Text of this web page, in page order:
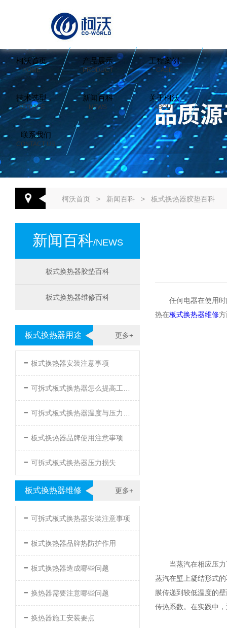
柯沃首页
HOME
产品展示
PRODUCT
工程案例
CASE
技术选型
SERVICE
新闻百科
NEWS
关于柯沃
ABOUT
联系我们
CONTACT US
柯沃首页 > 新闻百科 > 板式换热器胶垫百科
新闻百科/NEWS
板式换热器胶垫百科
板式换热器维修百科
更多+
板式换热器用途
- 板式换热器安装注意事项
- 可拆式板式换热器怎么提高工作效率
- 可拆式板式换热器温度与压力的要求
- 板式换热器品牌使用注意事项
- 可拆式板式换热器压力损失
更多+
板式换热器维修
- 可拆式板式换热器安装注意事项
- 板式换热器品牌热防护作用
- 板式换热器造成哪些问题
- 换热器需要注意哪些问题
- 换热器施工安装要点
任何电器在使用
热在板式换热器维修
当蒸汽在相应压
蒸汽在壁上凝结形式
膜传递到较低温度的
传热系数。在实践中